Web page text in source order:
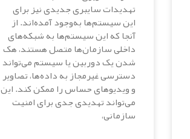
تهدیدات سایبری جدیدی نیز برای
این سیستم‌ها به‌وجود آمده‌اند. از
آنجا که این سیستم‌ها به شبکه‌های
داخلی سازمان‌ها متصل هستند، هک
شدن یک دوربین یا سیستم می‌تواند
دسترسی غیرمجاز به داده‌ها، تصاویر
و ویدیوهای حساس را ممکن کند. این
می‌تواند تهدیدی جدی برای امنیت
سازمانی،